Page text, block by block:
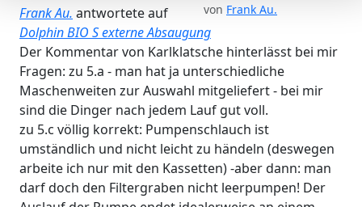
von Frank Au.
Frank Au. antwortete auf
Dolphin BIO S externe Absaugung
Der Kommentar von Karlklatsche hinterlässt bei mir
Fragen: zu 5.a - man hat ja unterschiedliche
Maschenweiten zur Auswahl mitgeliefert - bei mir
sind die Dinger nach jedem Lauf gut voll.
zu 5.c völlig korrekt: Pumpenschlauch ist
umständlich und nicht leicht zu händeln (deswegen
arbeite ich nur mit den Kassetten) -aber dann: man
darf doch den Filtergraben nicht leerpumpen! Der